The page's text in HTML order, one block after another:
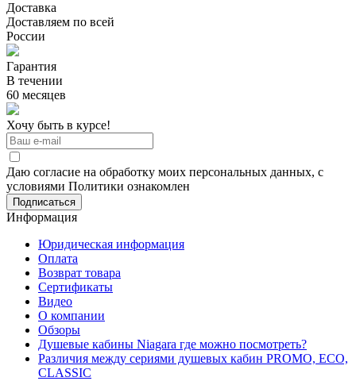
Доставка
Доставляем по всей
России
Гарантия
В течении
60 месяцев
Хочу быть в курсе!
Даю согласие на обработку моих персональных данных, с
условиями Политики ознакомлен
Информация
Юридическая информация
Оплата
Возврат товара
Сертификаты
Видео
О компании
Обзоры
Душевые кабины Niagara где можно посмотреть?
Различия между сериями душевых кабин PROMO, ECO,
CLASSIC